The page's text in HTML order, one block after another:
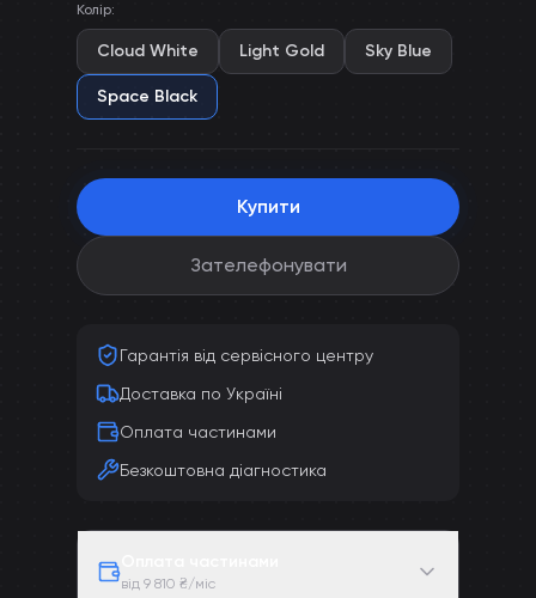
Колір:
Cloud White Light Gold Sky Blue
Space Black
Купити
Зателефонувати
Гарантія від сервісного центру
Доставка по Україні
Оплата частинами
Безкоштовна діагностика
від 9 810 ₴/міс